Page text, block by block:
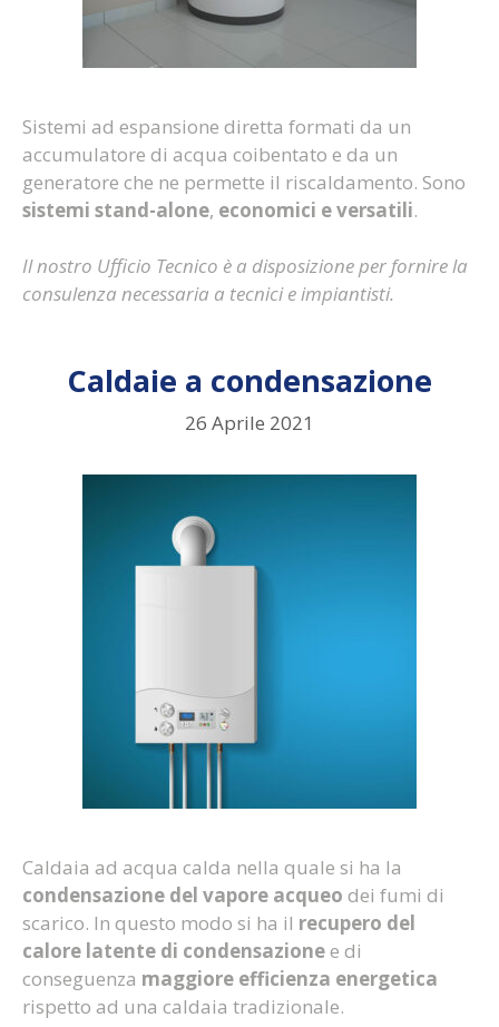
Sistemi ad espansione diretta formati da un
accumulatore di acqua coibentato e da un
generatore che ne permette il riscaldamento. Sono
sistemi stand-alone, economici e versatili.
Il nostro Ufficio Tecnico è a disposizione per fornire la
consulenza necessaria a tecnici e impiantisti.
Caldaie a condensazione
26 Aprile 2021
Caldaia ad acqua calda nella quale si ha la
condensazione del vapore acqueo dei fumi di
scarico. In questo modo si ha il recupero del
calore latente di condensazionee di
conseguenza maggiore efficienza energetica
rispetto ad una caldaia tradizionale.